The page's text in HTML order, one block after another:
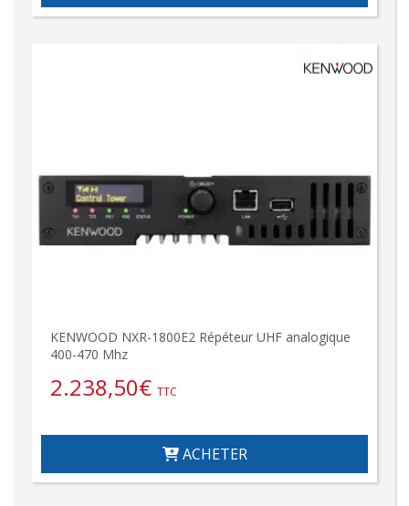
KENWOOD NXR-1800E2 Répéteur UHF analogique
400-470 Mhz
2.238,50€ TTC
ACHETER